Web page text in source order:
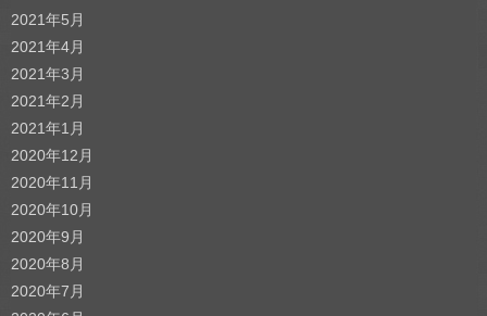
2021年5月
2021年4月
2021年3月
2021年2月
2021年1月
2020年12月
2020年11月
2020年10月
2020年9月
2020年8月
2020年7月